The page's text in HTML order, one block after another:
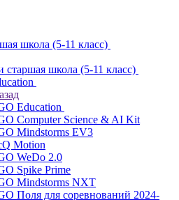
школа (5-11 класс)
старшая школа (5-11 класс)
Education
Computer Science & AI Kit
Mindstorms EV3
Motion
WeDo 2.0
Spike Prime
Mindstorms NXT
Поля для соревнований 2024-